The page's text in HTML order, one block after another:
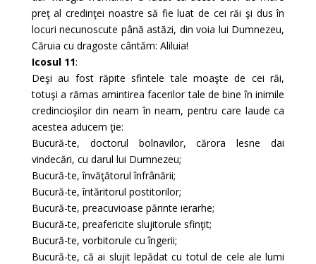
preţ al credinţei noastre să fie luat de cei răi şi dus în
locuri necunoscute până astăzi, din voia lui Dumnezeu,
Căruia cu dragoste cântăm: Aliluia!
Icosul 11:
Deşi au fost răpite sfintele tale moaşte de cei răi,
totuşi a rămas amintirea facerilor tale de bine în inimile
credincioşilor din neam în neam, pentru care laude ca
acestea aducem ţie:
Bucură-te, doctorul bolnavilor, cărora lesne dai
vindecări, cu darul lui Dumnezeu;
Bucură-te, învăţătorul înfrânării;
Bucură-te, întăritorul postitorilor;
Bucură-te, preacuvioase părinte ierarhe;
Bucură-te, preafericite slujitorule sfinţit;
Bucură-te, vorbitorule cu îngerii;
Bucură-te, că ai slujit lepădat cu totul de cele ale lumi